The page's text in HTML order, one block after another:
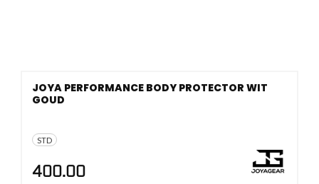
STD
JOYA PERFORMANCE BODY PROTECTOR WIT
GOUD
400.00